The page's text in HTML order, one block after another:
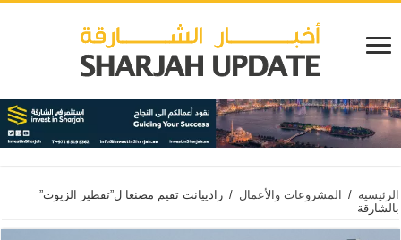
الرئيسية / المشروعات والأعمال / رادييانت تقيم مصنعا ل”تقطير الزيوت”
بالشارقة